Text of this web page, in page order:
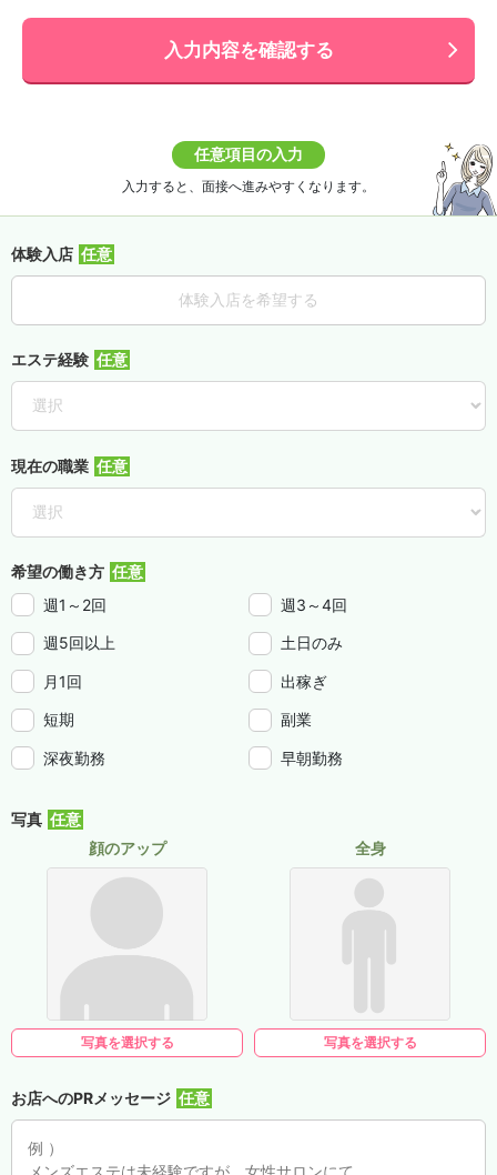
入力内容を確認する
任意項目の入力
入力すると、面接へ進みやすくなります。
体験入店
体験入店を希望する
エステ経験
現在の職業
希望の働き方
週1～2回
週3～4回
週5回以上 土日のみ
月1回 出稼ぎ
短期 副業
深夜勤務 早朝勤務
写真
顔のアップ
写真を選択する
全身
写真を選択する
お店へのPRメッセージ